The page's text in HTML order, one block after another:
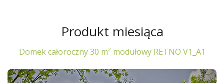
Produkt miesiąca
Domek całoroczny 30 m² modułowy RETNO V1_A1